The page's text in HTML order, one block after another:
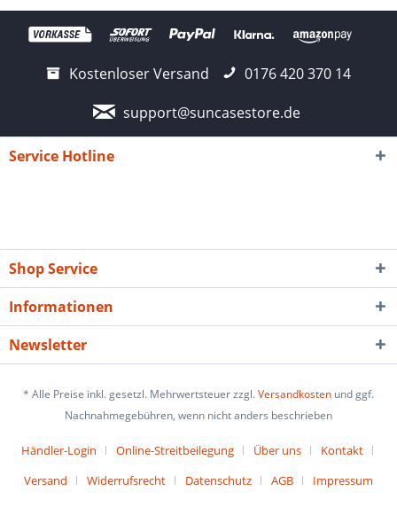
Kostenloser Versand
0176 420 370 14
support@suncasestore.de
Service Hotline
Shop Service
Informationen
Newsletter
* Alle Preise inkl. gesetzl. Mehrwertsteuer zzgl.Versandkosten und ggf.
Nachnahmegebühren, wenn nicht anders beschrieben
Händler-Login Online-Streitbeilegung Über uns
Kontakt
Versand
Widerrufsrecht Datenschutz AGB Impressum